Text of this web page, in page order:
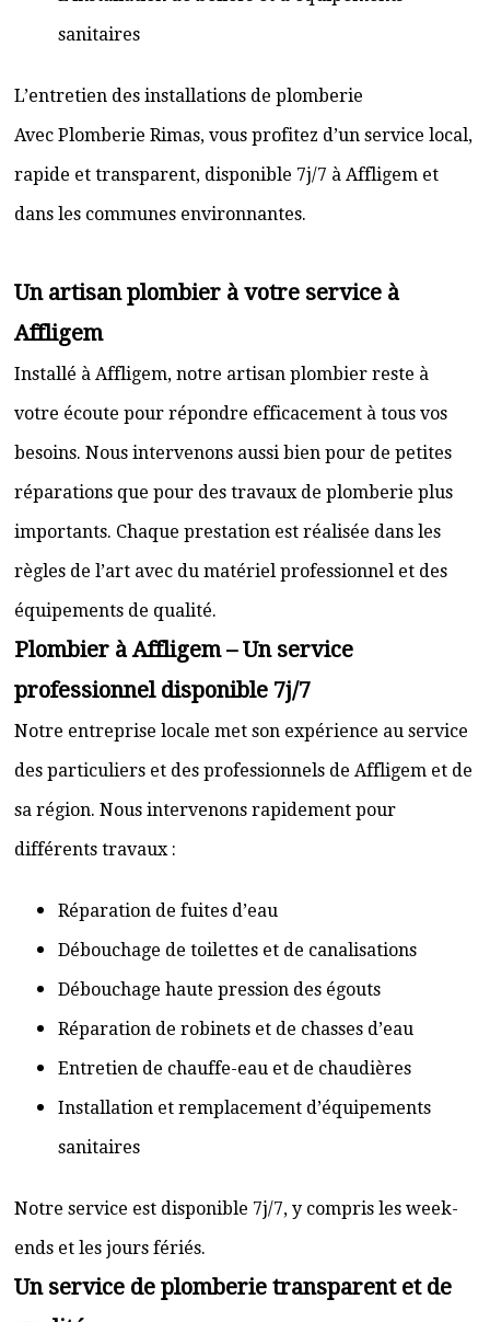
sanitaires
L’entretien des installations de plomberie
Avec Plomberie Rimas, vous profitez d’un service local,
rapide et transparent, disponible 7j/7 à Affligem et
dans les communes environnantes.
Un artisan plombier à votre service à
Affligem
Installé à Affligem, notre artisan plombier reste à
votre écoute pour répondre efficacement à tous vos
besoins. Nous intervenons aussi bien pour de petites
réparations que pour des travaux de plomberie plus
importants. Chaque prestation est réalisée dans les
règles de l’art avec du matériel professionnel et des
équipements de qualité.
Plombier à Affligem – Un service
professionnel disponible 7j/7
Notre entreprise locale met son expérience au service
des particuliers et des professionnels de Affligem et de
sa région. Nous intervenons rapidement pour
différents travaux :
Réparation de fuites d’eau
Débouchage de toilettes et de canalisations
Débouchage haute pression des égouts
Réparation de robinets et de chasses d’eau
Entretien de chauffe-eau et de chaudières
Installation et remplacement d’équipements
sanitaires
Notre service est disponible 7j/7, y compris les week-
ends et les jours fériés.
Un service de plomberie transparent et de